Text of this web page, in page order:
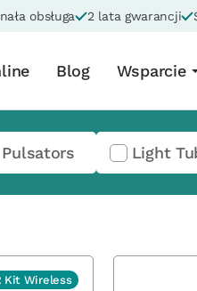
obsługa 2 lata gwarancji
Blog Wsparcie
Pulsators Light
Kit Wireless